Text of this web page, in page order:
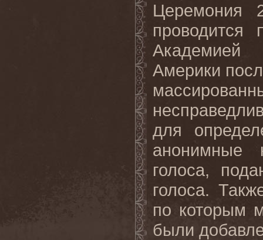
Церемония
Академией
Америки
для
анонимные
голоса,
голоса.
по которым
были